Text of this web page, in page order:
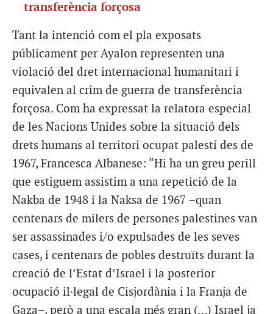
transferència forçosa
Tant la intenció com el pla exposats
públicament per Ayalon representen una
violació del dret internacional humanitari i
equivalen al crim de guerra de transferència
forçosa. Com ha expressat la relatora especial
de les Nacions Unides sobre la situació dels
drets humans al territori ocupat palestí des de
1967, Francesca Albanese: “Hi ha un greu perill
que estiguem assistim a una repetició de la
Nakba de 1948 i la Naksa de 1967 –quan
centenars de milers de persones palestines van
ser assassinades i/o expulsades de les seves
cases, i centenars de pobles destruïts durant la
creació de l’Estat d’Israel i la posterior
ocupació il·legal de Cisjordània i la Franja de
Gaza–, però a una escala més gran (…) Israel ja